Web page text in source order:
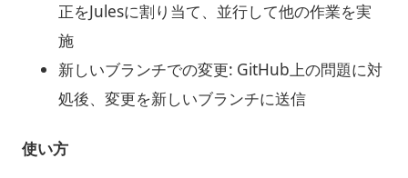
正をJulesに割り当て、並行して他の作業を実
施
新しいブランチでの変更: GitHub上の問題に対
処後、変更を新しいブランチに送信
使い方